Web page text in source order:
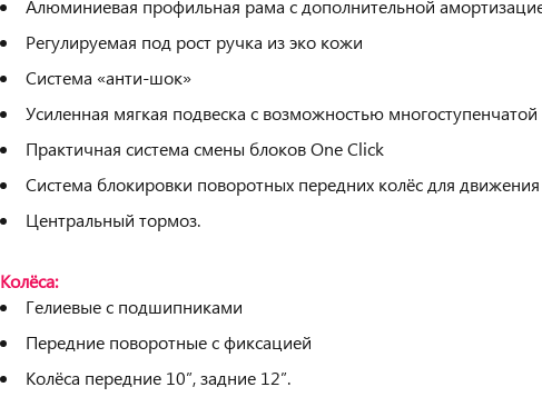
Алюминиевая профильная рама с дополнительной
Регулируемая под рост ручка из эко кожи
Система «анти-шок»
Усиленная мягкая подвеска с возможностью
Практичная система смены блоков One Click
Система блокировки поворотных передних колёс для
Центральный тормоз.
Колёса:
Гелиевые с подшипниками
Передние поворотные с фиксацией
Колёса передние 10”, задние 12”.